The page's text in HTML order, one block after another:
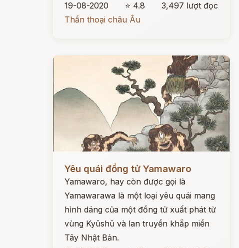
19-08-2020
⭐ 4.8
3,497 lượt đọc
Thần thoại châu Âu
Yêu quái đồng tử Yamawaro
Yamawaro, hay còn được gọi là
Yamawarawa là một loại yêu quái mang
hình dáng của một đồng tử xuất phát từ
vùng Kyūshū và lan truyền khắp miền
Tây Nhật Bản.